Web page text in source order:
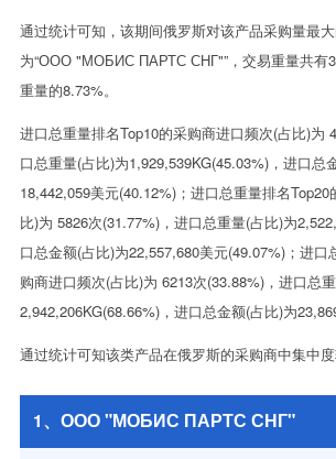
通过统计可知，该期间俄罗斯对该产品采购量最
为“ООО "МОБИС ПАРТС СНГ"”，交易重量共有
重量的8.73%。
进口总重量排名Top10的采购商进口频次(占比)为
口总重量(占比)为1,929,539KG(45.03%)，进口总
18,442,059美元(40.12%)；进口总重量排名
比)为 5826次(31.77%)，进口总重量(占比)为
口总金额(占比)为22,557,680美元(49.07%)；进口
购商进口频次(占比)为 6213次(33.88%)，进口总
2,942,206KG(68.66%)，进口总金额(占比)为
通过统计可知该类产品在俄罗斯的采购商中集中度
1、ООО "МОБИС ПАРТС СНГ"